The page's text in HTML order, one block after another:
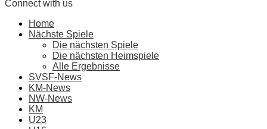
Connect with us
Home
Nächste Spiele
Die nächsten Spiele
Die nächsten Heimspiele
Alle Ergebnisse
SVSF-News
KM-News
NW-News
KM
U23